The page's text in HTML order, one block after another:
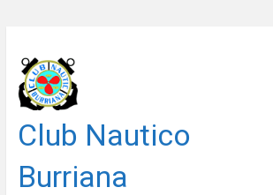
contenido
Club Nautico
Burriana